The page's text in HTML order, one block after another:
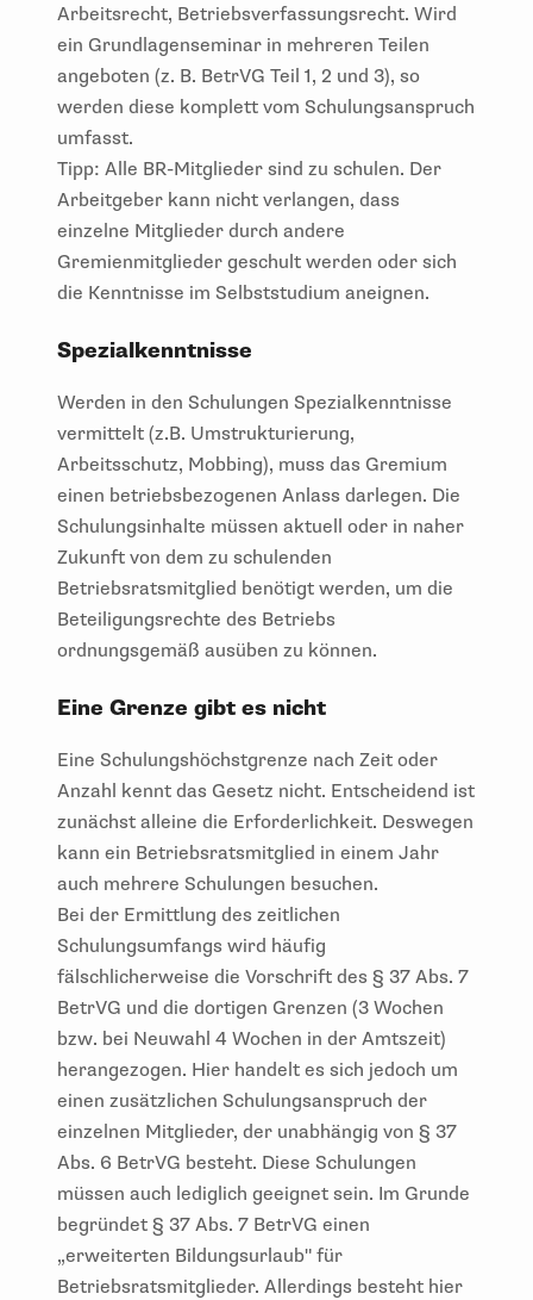
Arbeitsrecht, Betriebsverfassungsrecht. Wird
ein Grundlagenseminar in mehreren Teilen
angeboten (z. B. BetrVG Teil 1, 2 und 3), so
werden diese komplett vom Schulungsanspruch
umfasst.
Tipp: Alle BR-Mitglieder sind zu schulen. Der
Arbeitgeber kann nicht verlangen, dass
einzelne Mitglieder durch andere
Gremienmitglieder geschult werden oder sich
die Kenntnisse im Selbststudium aneignen.
Spezialkenntnisse
Werden in den Schulungen Spezialkenntnisse
vermittelt (z.B. Umstrukturierung,
Arbeitsschutz, Mobbing), muss das Gremium
einen betriebsbezogenen Anlass darlegen. Die
Schulungsinhalte müssen aktuell oder in naher
Zukunft von dem zu schulenden
Betriebsratsmitglied benötigt werden, um die
Beteiligungsrechte des Betriebs
ordnungsgemäß ausüben zu können.
Eine Grenze gibt es nicht
Eine Schulungshöchstgrenze nach Zeit oder
Anzahl kennt das Gesetz nicht. Entscheidend ist
zunächst alleine die Erforderlichkeit. Deswegen
kann ein Betriebsratsmitglied in einem Jahr
auch mehrere Schulungen besuchen.
Bei der Ermittlung des zeitlichen
Schulungsumfangs wird häufig
fälschlicherweise die Vorschrift des § 37 Abs. 7
BetrVG und die dortigen Grenzen (3 Wochen
bzw. bei Neuwahl 4 Wochen in der Amtszeit)
herangezogen. Hier handelt es sich jedoch um
einen zusätzlichen Schulungsanspruch der
einzelnen Mitglieder, der unabhängig von § 37
Abs. 6 BetrVG besteht. Diese Schulungen
müssen auch lediglich geeignet sein. Im Grunde
begründet § 37 Abs. 7 BetrVG einen
„erweiterten Bildungsurlaub" für
Betriebsratsmitglieder. Allerdings besteht hier